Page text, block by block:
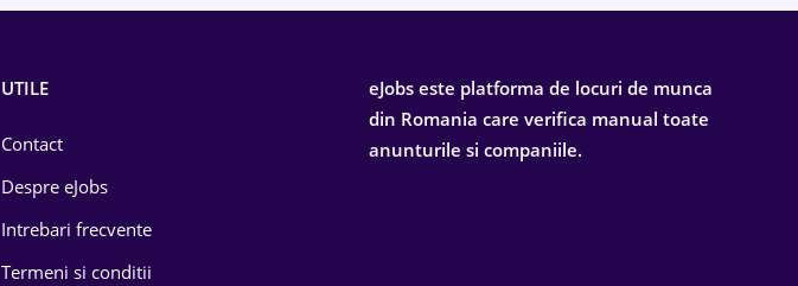
UTILE
Contact
Despre eJobs
Intrebari frecvente
Termeni si conditii
eJobs este platforma de locuri de munca
din Romania care verifica manual toate
anunturile si companiile.